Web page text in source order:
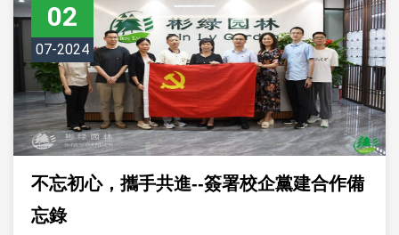
02
07-2024
不忘初心，攜手共進--簽署校企黨建合作備
忘錄